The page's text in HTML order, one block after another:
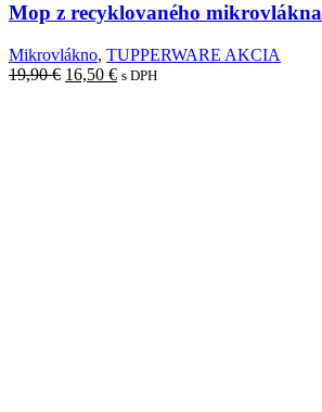
Mop z recyklovaného mikrovlákna
Mikrovlákno, TUPPERWARE AKCIA
19,90€ 16,50 € s DPH